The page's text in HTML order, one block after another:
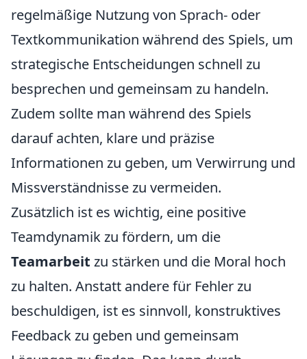
regelmäßige Nutzung von Sprach- oder
Textkommunikation während des Spiels, um
strategische Entscheidungen schnell zu
besprechen und gemeinsam zu handeln.
Zudem sollte man während des Spiels
darauf achten, klare und präzise
Informationen zu geben, um Verwirrung und
Missverständnisse zu vermeiden.
Zusätzlich ist es wichtig, eine positive
Teamdynamik zu fördern, um die
Teamarbeit zu stärken und die Moral hoch
zu halten. Anstatt andere für Fehler zu
beschuldigen, ist es sinnvoll, konstruktives
Feedback zu geben und gemeinsam